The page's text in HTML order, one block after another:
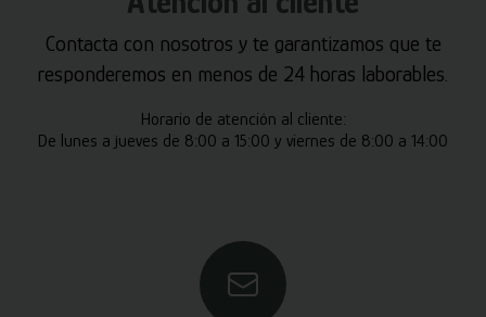
Contacta con nosotros y te garantizamos que te
responderemos en menos de 24 horas laborables.
Horario de atención al cliente:
De lunes a jueves de 8:00 a 15:00 y viernes de 8:00 a 14:00